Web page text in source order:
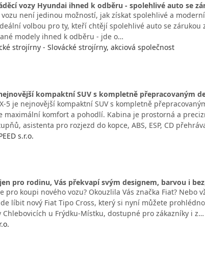
vozy Hyundai ihned k odběru - spolehlivé auto se
vozu není jedinou možností, jak získat spolehlivé a
volbou pro ty, kteří chtějí spolehlivé auto se zárukou
modely ihned k odběru - jde o…
strojírny - Slovácké strojírny, akciová společnost
kompaktní SUV s kompletně přepracovaným
5 je nejnovější kompaktní SUV s kompletně
maximální komfort a pohodlí. Kabina je prostorná a
asistenta pro rozjezd do kopce, ABS, ESP, CD
s.r.o.
pro rodinu, Vás překvapí svým designem, barvou i
pro koupi nového vozu? Okouzlila Vás značka Fiat? Nebo
líbit nový Fiat Tipo Cross, který si nyní můžete
Chlebovicích u Frýdku-Místku, dostupné pro zákazníky i z…